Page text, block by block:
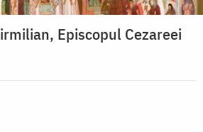
Episcopul Cezareei